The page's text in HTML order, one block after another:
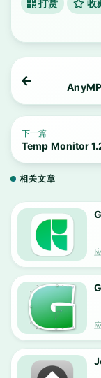
打赏 收
下一篇
Temp Monitor
相关文章